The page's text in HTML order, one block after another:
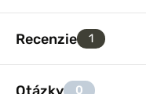
Recenzie 1
Otázky 0